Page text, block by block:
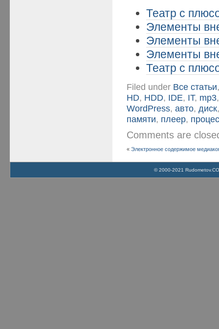
Театр с
Элементы
Элементы
Элементы
Театр с
Filed under Все статьи
HD, HDD, IDE, IT, mp3
WordPress,авто,диск
памяти, плеер,
Comments are
«Электронное содержимое
© 2000-2021